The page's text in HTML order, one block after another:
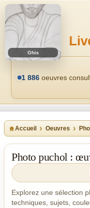
Ghis
1 886 oeuvres
Accueil Oeuvres
Photo puchol :
Explorez une sélection
techniques, sujets,